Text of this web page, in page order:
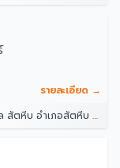
รายละเอียด →
เภอสัตหีบ ชลบุรี 20180